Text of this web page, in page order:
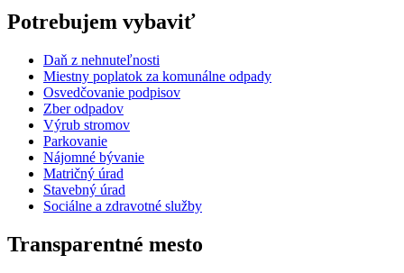
Potrebujem vybaviť
Daň z nehnuteľnosti
Miestny poplatok za komunálne odpady
Osvedčovanie podpisov
Zber odpadov
Výrub stromov
Parkovanie
Nájomné bývanie
Matričný úrad
Stavebný úrad
Sociálne a zdravotné služby
Transparentné mesto